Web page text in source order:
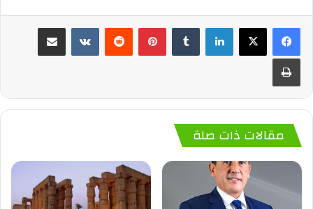
لينكدإن بينتيريست
مقالات ذات صلة